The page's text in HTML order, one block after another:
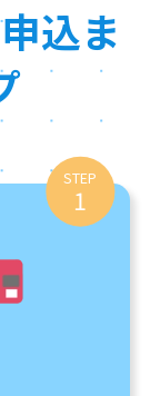
込ま
STEP
1